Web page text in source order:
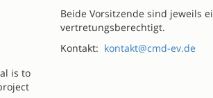
is to
Beide Vorsitzende sind jeweils
vertretungsberechtigt.
Kontakt: kontakt@cmd-ev.de